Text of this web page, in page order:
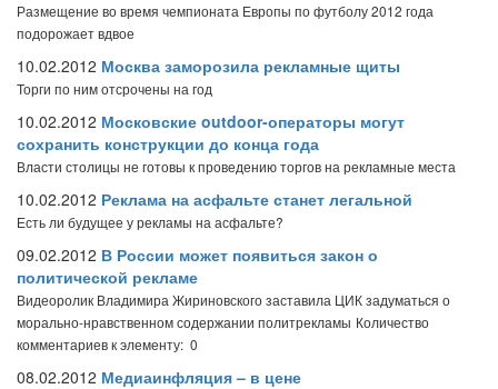
Размещение во время чемпионата Европы по футболу 2012 года
подорожает вдвое
10.02.2012 Москва заморозила рекламные щиты
Торги по ним отсрочены на год
10.02.2012 Московские outdoor-операторы могут
сохранить конструкции до конца года
Власти столицы не готовы к проведению торгов на рекламные места
10.02.2012 Реклама на асфальте станет легальной
Есть ли будущее у рекламы на асфальте?
09.02.2012 В России может появиться закон о
политической рекламе
Видеоролик Владимира Жириновского заставила ЦИК задуматься о
морально-нравственном содержании политрекламы Количество
комментариев к элементу: 0
08.02.2012 Медиаинфляция – в цене